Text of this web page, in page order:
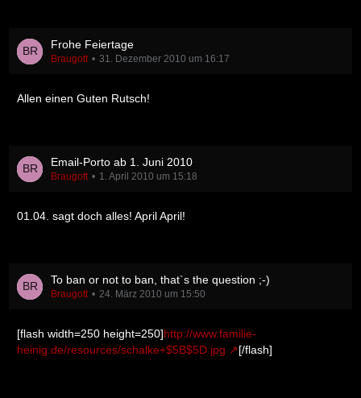
Frohe Feiertage
Braugott 31. Dezember 2010 um 16:17
Allen einen Guten Rutsch!
Email-Porto ab 1. Juni 2010
Braugott 1. April 2010 um 15:18
01.04. sagt doch alles! April April!
To ban or not to ban, that`s the question ;-)
Braugott 24. März 2010 um 15:50
[flash width=250 height=250]http://www.familie-
heinig.de/resources/schalke+$5B$5D.jpg
[/flash]